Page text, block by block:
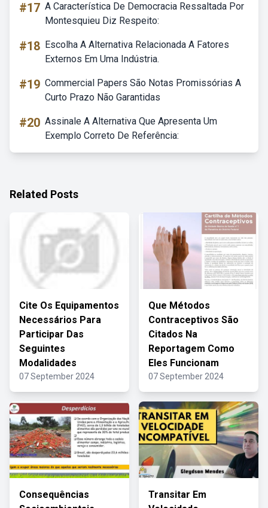
#17 A Característica De Democracia Ressaltada Por
Montesquieu Diz Respeito:
#18 Escolha A Alternativa Relacionada A Fatores
Externos Em Uma Indústria.
#19 Commercial Papers São Notas Promissórias A
Curto Prazo Não Garantidas
#20 Assinale A Alternativa Que Apresenta Um
Exemplo Correto De Referência:
Related Posts
Cite Os Equipamentos
Necessários Para
Participar Das
Seguintes
Modalidades
07 September 2024
Que Métodos
Contraceptivos São
Citados Na
Reportagem Como
Eles Funcionam
07 September 2024
Consequências
Transitar Em